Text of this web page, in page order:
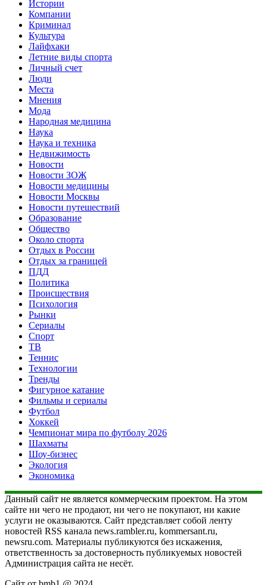
Истории
Компании
Криминал
Культура
Лайфхаки
Летние виды спорта
Личный счет
Люди
Места
Мнения
Мода
Народная медицина
Наука
Наука и техника
Недвижимость
Новости
Новости ЗОЖ
Новости медицины
Новости Москвы
Новости путешествий
Образование
Общество
Около спорта
Отдых в России
Отдых за границей
ПДД
Политика
Происшествия
Психология
Рынки
Сериалы
Спорт
ТВ
Теннис
Технологии
Тренды
Фигурное катание
Фильмы и сериалы
Футбол
Хоккей
Чемпионат мира по футболу 2026
Шахматы
Шоу-бизнес
Экология
Экономика
Данный сайт не является коммерческим проектом. На этом
сайте ни чего не продают, ни чего не покупают, ни какие
услуги не оказываются. Сайт представляет собой ленту
новостей RSS канала news.rambler.ru, kommersant.ru,
newsru.com. Материалы публикуются без искажения,
ответственность за достоверность публикуемых новостей
Администрация сайта не несёт.